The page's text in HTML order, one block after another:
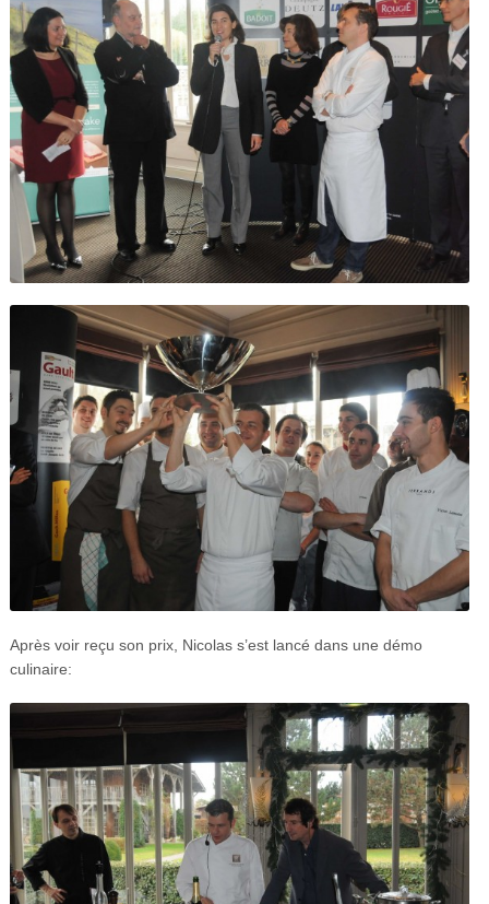
Après voir reçu son prix, Nicolas s’est lancé dans une démo
culinaire: